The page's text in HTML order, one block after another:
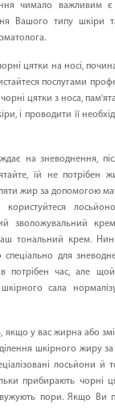
чимало важливим
Вашого типу шкіри
цятки на носі,
послугами
цятки з носа,
і проводити її
на зневоднення,
їй не потрібен
жир за допомогою
користуйтеся
зволожувальний
тональний крем. Нині
спеціально для
потрібен час, але
сала
якщо у вас жирна або
шкірного жиру
лосьйони й
прибирають чорні
пори. Якщо Ви